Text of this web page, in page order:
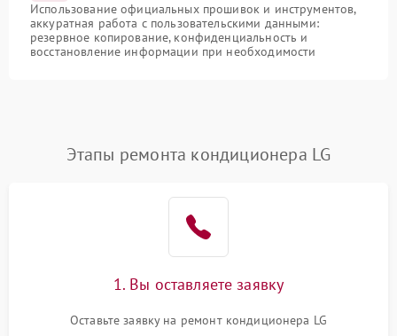
Использование официальных прошивок и инструментов,
аккуратная работа с пользовательскими данными:
резервное копирование, конфиденциальность и
восстановление информации при необходимости
Этапы ремонта кондиционера LG
1. Вы оставляете заявку
Оставьте заявку на ремонт кондиционера LG